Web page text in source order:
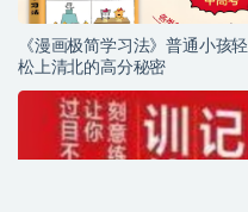
《漫画极简学习法》普通小孩轻
松上清北的高分秘密